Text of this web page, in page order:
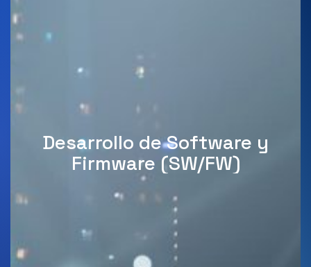
Desarrollo de Software y
Firmware (SW/FW)